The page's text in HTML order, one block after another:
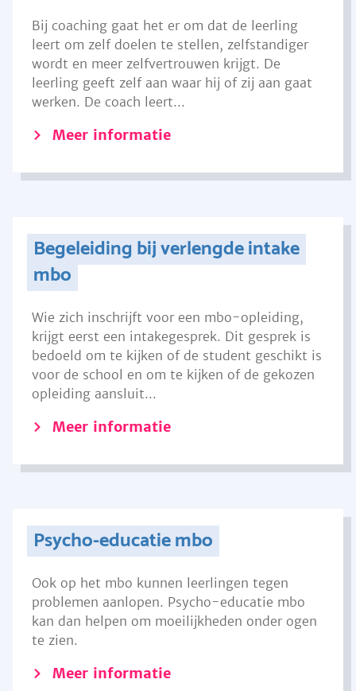
Bij coaching gaat het er om dat de leerling
leert om zelf doelen te stellen, zelfstandiger
wordt en meer zelfvertrouwen krijgt. De
leerling geeft zelf aan waar hij of zij aan gaat
werken. De coach leert...
Meer informatie
Begeleiding bij verlengde intake
mbo
Wie zich inschrijft voor een mbo-opleiding,
krijgt eerst een intakegesprek. Dit gesprek is
bedoeld om te kijken of de student geschikt is
voor de school en om te kijken of de gekozen
opleiding aansluit...
Meer informatie
Psycho-educatie mbo
Ook op het mbo kunnen leerlingen tegen
problemen aanlopen. Psycho-educatie mbo
kan dan helpen om moeilijkheden onder ogen
te zien.
Meer informatie